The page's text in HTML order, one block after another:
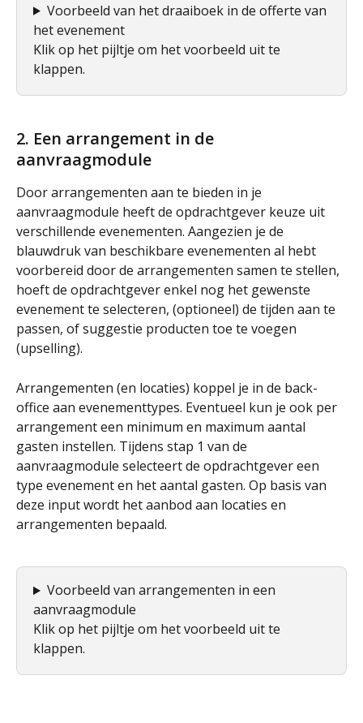
Voorbeeld van het draaiboek in de offerte van
het evenement
Klik op het pijltje om het voorbeeld uit te
klappen.
2. Een arrangement in de
aanvraagmodule
Door arrangementen aan te bieden in je
aanvraagmodule heeft de opdrachtgever keuze uit
verschillende evenementen. Aangezien je de
blauwdruk van beschikbare evenementen al hebt
voorbereid door de arrangementen samen te stellen,
hoeft de opdrachtgever enkel nog het gewenste
evenement te selecteren, (optioneel) de tijden aan te
passen, of suggestie producten toe te voegen
(upselling).
Arrangementen (en locaties) koppel je in de back-
office aan evenementtypes. Eventueel kun je ook per
arrangement een minimum en maximum aantal
gasten instellen. Tijdens stap 1 van de
aanvraagmodule selecteert de opdrachtgever een
type evenement en het aantal gasten. Op basis van
deze input wordt het aanbod aan locaties en
arrangementen bepaald.
Voorbeeld van arrangementen in een
aanvraagmodule
Klik op het pijltje om het voorbeeld uit te
klappen.